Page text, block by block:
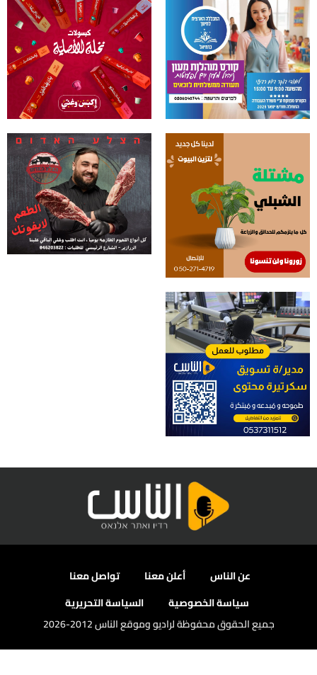
عن الناس أعلن معنا
تواصل معنا
سياسة الخصوصية
السياسة التحريرية
جميع الحقوق محفوظة لراديو وموقع الناس 2012-2026